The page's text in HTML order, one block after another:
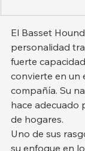
El Basset
personalidad
fuerte
convierte en un
compañía. Su
hace adecuado
de hogares.
Uno de sus
su enfoque en